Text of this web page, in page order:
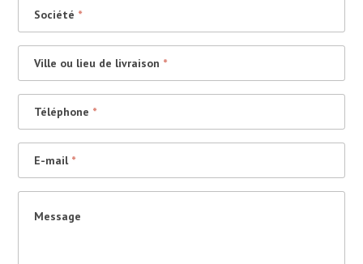
Société *
Ville ou lieu de livraison *
Téléphone *
E-mail *
Message